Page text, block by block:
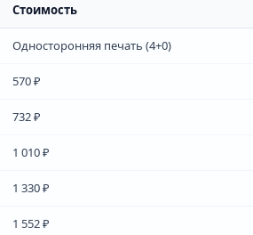
Стоимость
Односторонняя печать (4+0)
570 ₽
732 ₽
1 010 ₽
1 330 ₽
1 552 ₽